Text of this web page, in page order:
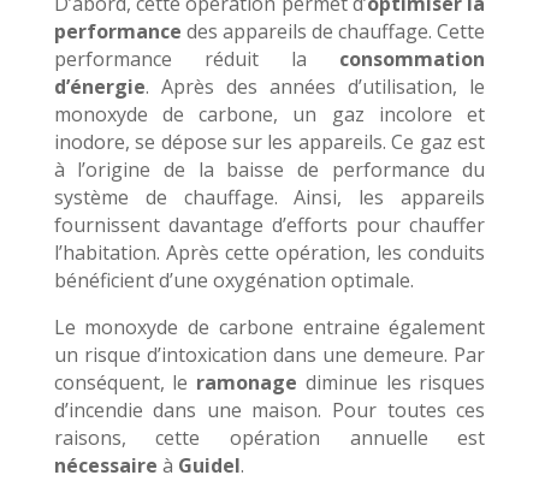
performance des appareils de chauffage. Cette
performance réduit la consommation
d’énergie. Après des années d’utilisation, le
monoxyde de carbone, un gaz incolore et
inodore, se dépose sur les appareils. Ce gaz est
à l’origine de la baisse de performance du
système de chauffage. Ainsi, les appareils
fournissent davantage d’efforts pour chauffer
l’habitation. Après cette opération, les conduits
bénéficient d’une oxygénation optimale.
Le monoxyde de carbone entraine également
un risque d’intoxication dans une demeure. Par
conséquent, le ramonage diminue les risques
d’incendie dans une maison. Pour toutes ces
raisons, cette opération annuelle est
nécessaire à Guidel.